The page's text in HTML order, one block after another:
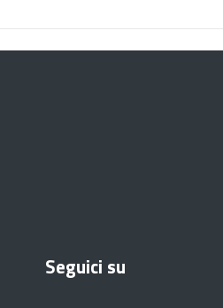
Seguici su